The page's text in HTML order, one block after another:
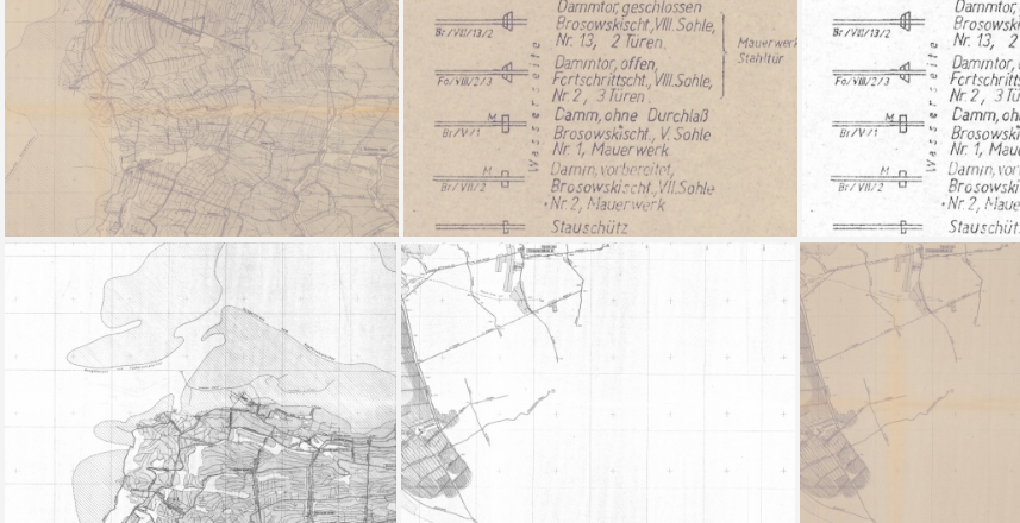
Grubenriss Mansfelder Mulde - Übersicht plus Openstreet Blattübersicht Tagerisse sw Grubenriss Mansfelder Mulde - Übersicht
Leimbach ohne Rand